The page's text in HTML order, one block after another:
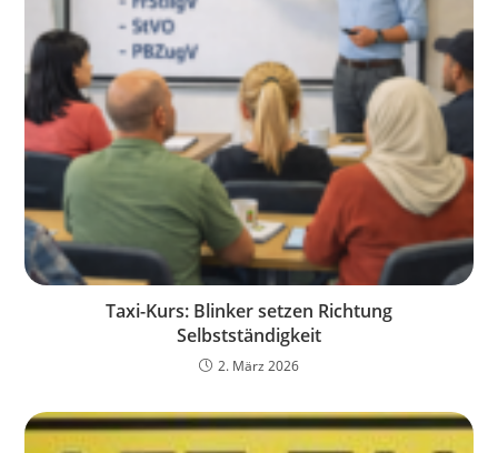
Taxi-Kurs: Blinker setzen Richtung
Selbstständigkeit
2. März 2026